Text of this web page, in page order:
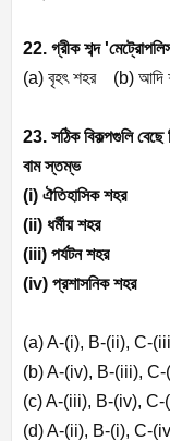
22. গ্রীক শব্দ'
(a) বৃহৎ শহর (b)
23. সঠিক বিকল্পগুলি
বাম
(i) ঐতিহাসিক
(ii) ধর্মীয়
(iii) পর্যটন
(iv) প্রশাসনিক
(a) A-(i), B-(ii), C-
(b) A-(iv), B-(iii),
(c) A-(iii), B-(iv), C-
(d) A-(ii), B-(i), C-